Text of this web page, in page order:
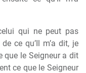
qui ne peut pas
ce qu’Il m’a dit, je
que le Seigneur a dit
ce que le Seigneur